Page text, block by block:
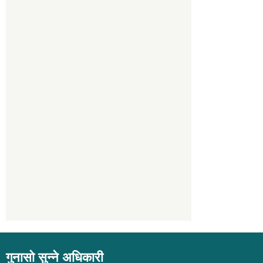
गुनासो सुन्ने अधिकारी